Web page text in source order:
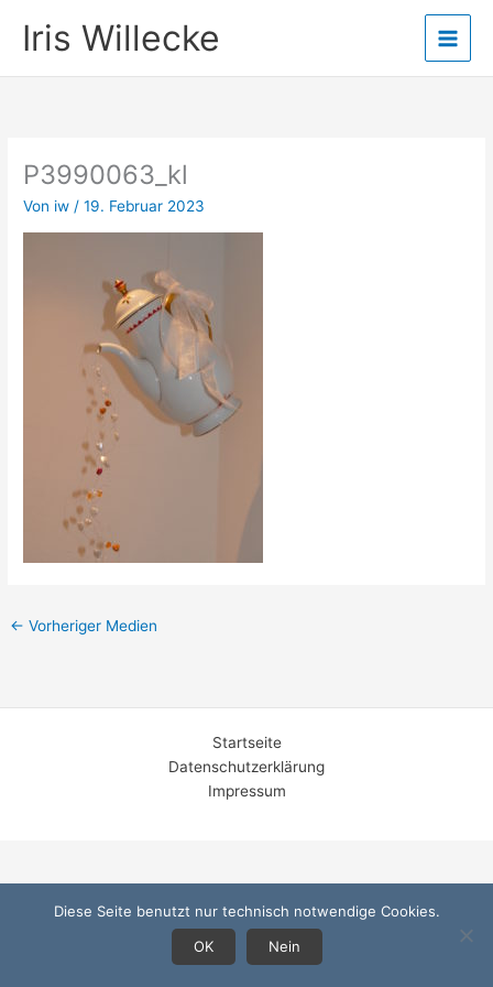
InhaltIris Willecke
P3990063_kl
Von iw /19. Februar 2023
← Vorheriger Medien
Startseite
Datenschutzerklärung
Impressum
Diese Seite benutzt nur technisch notwendige Cookies.
OK
Nein